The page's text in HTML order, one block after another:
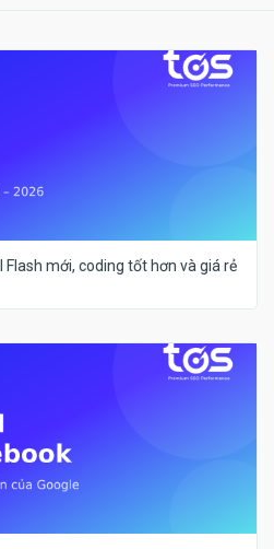
Flash mới, coding tốt hơn và giá rẻ